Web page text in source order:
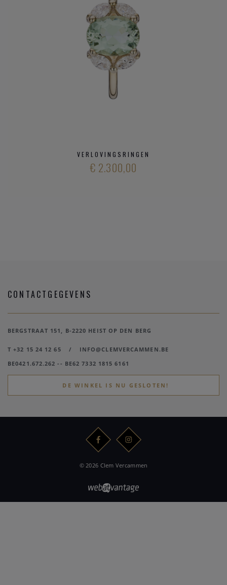
VERLOVINGSRINGEN
€ 2.300,00
CONTACTGEGEVENS
BERGSTRAAT 151, B-2220 HEIST OP DEN BERG
T +32 15 24 12 65 /
INFO@CLEMVERCAMMEN.BE
BE0421.672.262 -- BE62 7332 1815 6161
DE WINKEL IS NU GESLOTEN!
© 2026 Clem Vercammen